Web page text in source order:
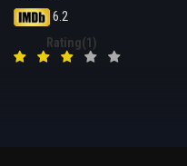
6.2
Rating(1)